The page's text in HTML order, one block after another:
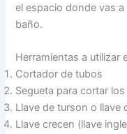
el espacio donde vas
baño.
Herramientas a utilizar
Cortador de tubos
Segueta para cortar
Llave de turson o llave
Llave crecen (llave